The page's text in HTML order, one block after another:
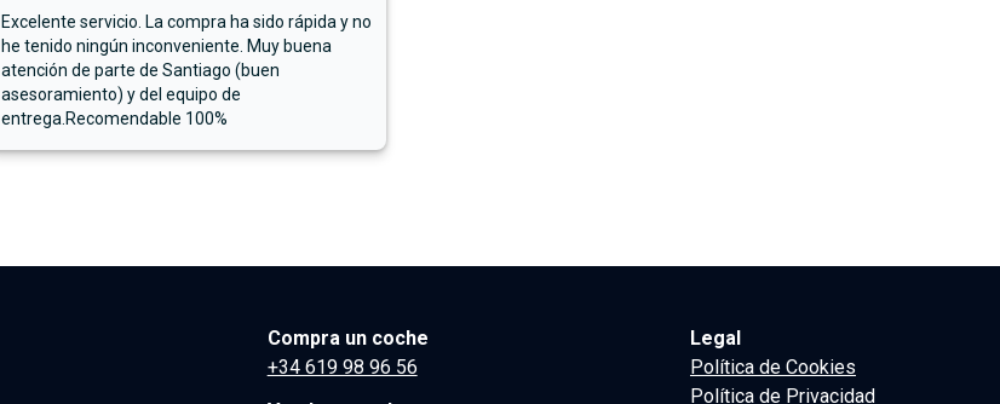
Excelente servicio. La compra ha sido rápida y no
he tenido ningún inconveniente. Muy buena
atención de parte de Santiago (buen
asesoramiento) y del equipo de
entrega.Recomendable 100%
Compra un coche
+34 619 98 96 56
Legal
Política de Cookies
Política de Privacidad